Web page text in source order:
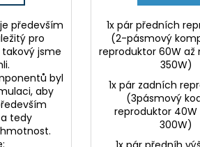
především
pro
jsme
byl
aby
tedy
1x pár předních
(2-pásmový
reproduktor 60W až
350W)
1x pár zadních
(3pásmový
reproduktor 40W
300W)